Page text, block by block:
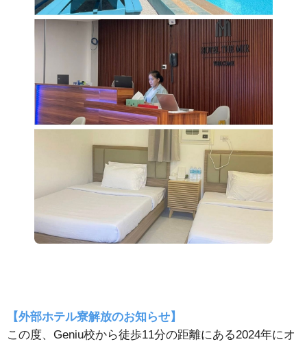
【外部ホテル寮解放のお知らせ】
この度、Geniu校から徒歩11分の距離にある2024年にオ